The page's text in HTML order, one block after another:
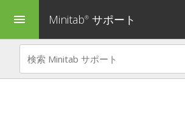
menu Minitab® サポート